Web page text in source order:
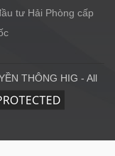
tư Hải Phòng cấp
THÔNG HIG - All